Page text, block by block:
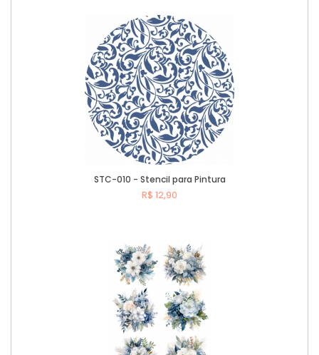
STC-010 - Stencil para Pintura
R$ 12,90